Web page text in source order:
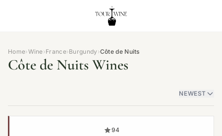
Home›Wine›France›Burgundy ›Côte de Nuits
Côte de Nuits Wines
NEWEST
94